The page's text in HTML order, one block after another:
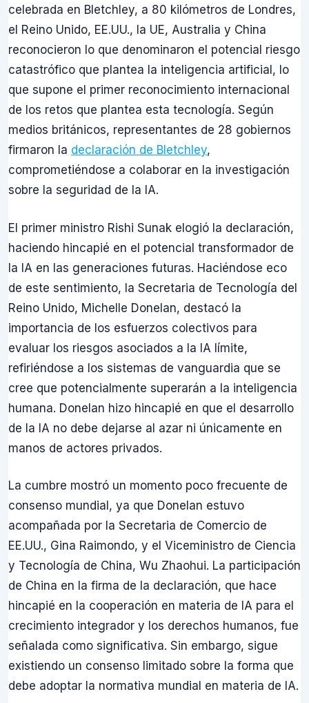
celebrada en Bletchley, a 80 kilómetros de Londres,
el Reino Unido, EE.UU., la UE, Australia y China
reconocieron lo que denominaron el potencial riesgo
catastrófico que plantea la inteligencia artificial, lo
que supone el primer reconocimiento internacional
de los retos que plantea esta tecnología. Según
medios británicos, representantes de 28 gobiernos
firmaron la declaración de Bletchley,
comprometiéndose a colaborar en la investigación
sobre la seguridad de la IA.
El primer ministro Rishi Sunak elogió la declaración,
haciendo hincapié en el potencial transformador de
la IA en las generaciones futuras. Haciéndose eco
de este sentimiento, la Secretaria de Tecnología del
Reino Unido, Michelle Donelan, destacó la
importancia de los esfuerzos colectivos para
evaluar los riesgos asociados a la IA límite,
refiriéndose a los sistemas de vanguardia que se
cree que potencialmente superarán a la inteligencia
humana. Donelan hizo hincapié en que el desarrollo
de la IA no debe dejarse al azar ni únicamente en
manos de actores privados.
La cumbre mostró un momento poco frecuente de
consenso mundial, ya que Donelan estuvo
acompañada por la Secretaria de Comercio de
EE.UU., Gina Raimondo, y el Viceministro de Ciencia
y Tecnología de China, Wu Zhaohui. La participación
de China en la firma de la declaración, que hace
hincapié en la cooperación en materia de IA para el
crecimiento integrador y los derechos humanos, fue
señalada como significativa. Sin embargo, sigue
existiendo un consenso limitado sobre la forma que
debe adoptar la normativa mundial en materia de IA.